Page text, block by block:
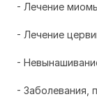
- Лечение
- Лечение
-
- Заболевания,